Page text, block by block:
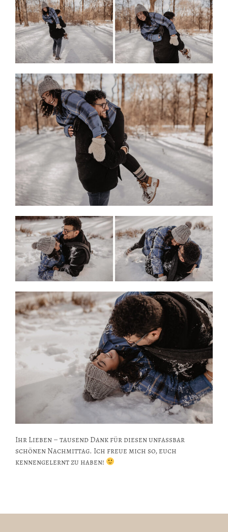
Ihr Lieben – tausend Dank für diesen unfassbar
schönen Nachmittag. Ich freue mich so, euch
kennengelernt zu haben!